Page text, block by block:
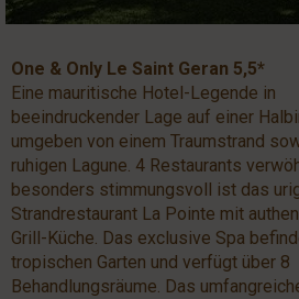
One & Only Le Saint Geran 5,5*
Eine mauritische Hotel-Legende in
beeindruckender Lage auf einer
umgeben von einem Traumstrand
ruhigen Lagune. 4 Restaurants
besonders stimmungsvoll ist das
Strandrestaurant La Pointe mit
Grill-Küche. Das exclusive Spa
tropischen Garten und verfügt über 8
Behandlungsräume. Das